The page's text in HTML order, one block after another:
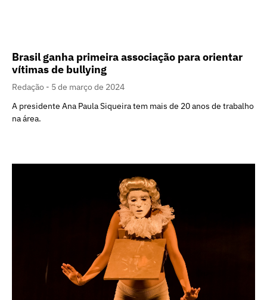
Brasil ganha primeira associação para orientar
vítimas de bullying
Redação
5 de março de 2024
A presidente Ana Paula Siqueira tem mais de 20 anos de trabalho
na área.